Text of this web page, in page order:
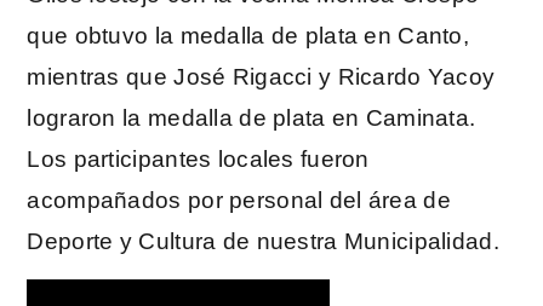
que obtuvo la medalla de plata en Canto,
mientras que José Rigacci y Ricardo Yacoy
lograron la medalla de plata en Caminata.
Los participantes locales fueron
acompañados por personal del área de
Deporte y Cultura de nuestra Municipalidad.